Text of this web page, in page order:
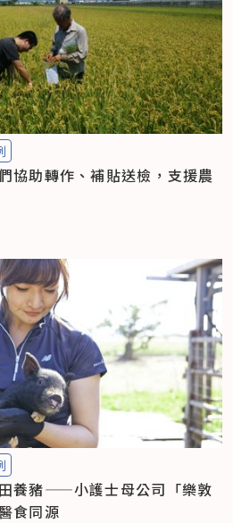
協助轉作、補貼送檢，支援農
養豬——小護士母公司「樂敦
食同源